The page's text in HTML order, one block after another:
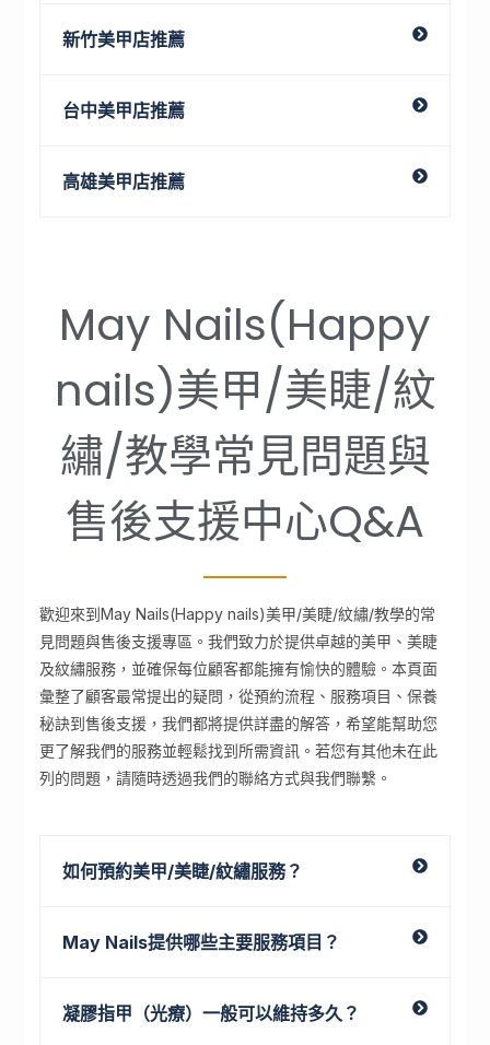
新竹美甲店推薦
台中美甲店推薦
高雄美甲店推薦
May Nails(Happy
nails)美甲/美睫/紋
繡/教學常見問題與
售後支援中心Q&A
歡迎來到May Nails(Happy nails)美甲/美睫/紋繡/教學的常
見問題與售後支援專區。我們致力於提供卓越的美甲、美睫
及紋繡服務，並確保每位顧客都能擁有愉快的體驗。本頁面
彙整了顧客最常提出的疑問，從預約流程、服務項目、保養
秘訣到售後支援，我們都將提供詳盡的解答，希望能幫助您
更了解我們的服務並輕鬆找到所需資訊。若您有其他未在此
列的問題，請隨時透過我們的聯絡方式與我們聯繫。
如何預約美甲/美睫/紋繡服務？
May Nails提供哪些主要服務項目？
凝膠指甲（光療）一般可以維持多久？